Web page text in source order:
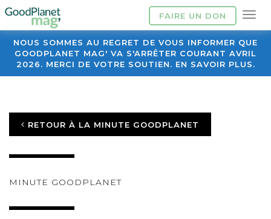
FAIRE UN DON
NOUS SOMMES AU REGRET DE VOUS INFORMER QUE
GOODPLANET MAG' VA S'ARRÊTER COURANT AVRIL
2026. MERCI DE VOTRE SOUTIEN. EN SAVOIR PLUS.
RETOUR À LA MINUTE GOODPLANET
MINUTE GOODPLANET